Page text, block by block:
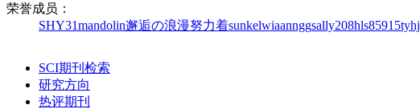
荣誉成员：
SHY31mandolin邂逅の浪漫努力着sunkelwiaannggsally208hls85915
SCI期刊检索
研究方向
热评期刊